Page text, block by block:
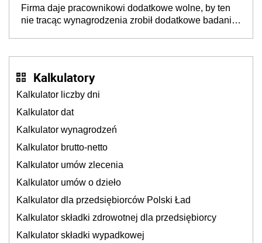
Firma daje pracownikowi dodatkowe wolne, by ten
nie tracąc wynagrodzenia zrobił dodatkowe badania.
Kalkulatory
Kalkulator liczby dni
Kalkulator dat
Kalkulator wynagrodzeń
Kalkulator brutto-netto
Kalkulator umów zlecenia
Kalkulator umów o dzieło
Kalkulator dla przedsiębiorców Polski Ład
Kalkulator składki zdrowotnej dla przedsiębiorcy
Kalkulator składki wypadkowej